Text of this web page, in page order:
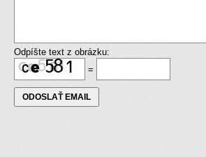
Odpíšte text z obrázku:
=